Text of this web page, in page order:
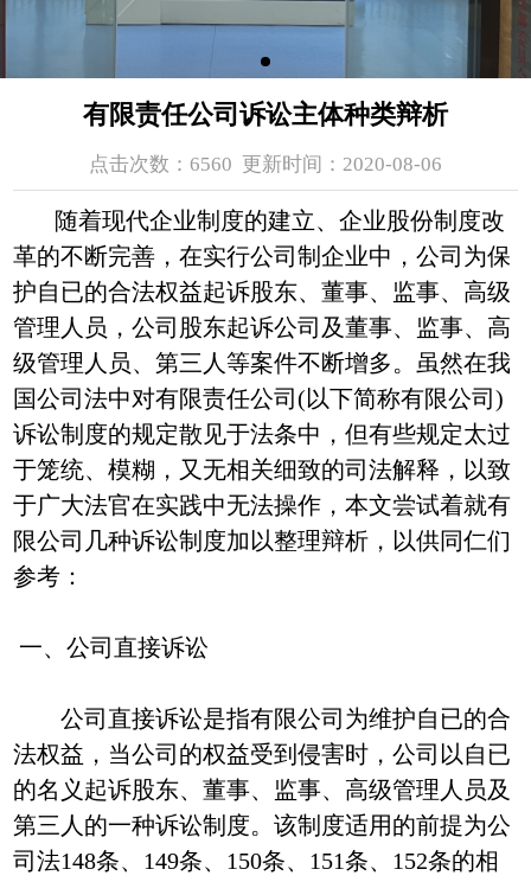
有限责任公司诉讼主体种类辩析
点击次数： 6560 更新时间：2020-08-06
随着现代企业制度的建立、企业股份制度改
革的不断完善，在实行公司制企业中，公司为保
护自已的合法权益起诉股东、董事、监事、高级
管理人员，公司股东起诉公司及董事、监事、高
级管理人员、第三人等案件不断增多。虽然在我
国公司法中对有限责任公司(以下简称有限公司)
诉讼制度的规定散见于法条中，但有些规定太过
于笼统、模糊，又无相关细致的司法解释，以致
于广大法官在实践中无法操作，本文尝试着就有
限公司几种诉讼制度加以整理辩析，以供同仁们
参考：
一、公司直接诉讼
公司直接诉讼是指有限公司为维护自已的合
法权益，当公司的权益受到侵害时，公司以自已
的名义起诉股东、董事、监事、高级管理人员及
第三人的一种诉讼制度。该制度适用的前提为公
司法148条、149条、150条、151条、152条的相